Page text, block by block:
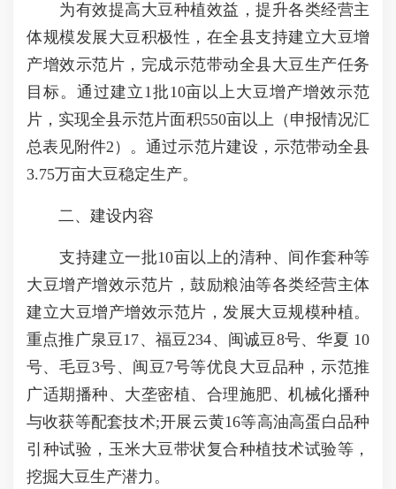
为有效提高大豆种植效益，提升各类经营主
体规模发展大豆积极性，在全县支持建立大豆增
产增效示范片，完成示范带动全县大豆生产任务
目标。通过建立1批10亩以上大豆增产增效示范
片，实现全县示范片面积550亩以上（申报情况汇
总表见附件2）。通过示范片建设，示范带动全县
3.75万亩大豆稳定生产。
二、建设内容
支持建立一批10亩以上的清种、间作套种等
大豆增产增效示范片，鼓励粮油等各类经营主体
建立大豆增产增效示范片，发展大豆规模种植。
重点推广泉豆17、福豆234、闽诚豆8号、华夏 10
号、毛豆3号、闽豆7号等优良大豆品种，示范推
广适期播种、大垄密植、合理施肥、机械化播种
与收获等配套技术;开展云黄16等高油高蛋白品种
引种试验，玉米大豆带状复合种植技术试验等，
挖掘大豆生产潜力。